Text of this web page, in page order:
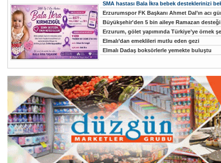
SMA hastası Bala İkra bebek desteklerinizi
Erzurumspor FK Başkanı Ahmet Dal’ın acı
Büyükşehir'den 5 bin aileye Ramazan desteği
Erzurum, gölet yapımında Türkiye’ye örnek
Elmalı’dan emeklileri mutlu eden gezi
Elmalı Dadaş boksörlerle yemekte buluştu